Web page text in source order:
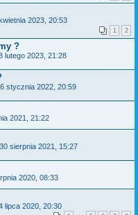
2023, 20:53
1 2
?
lutego 2023, 21:28
stycznia 2022, 20:59
2021, 21:22
sierpnia 2021, 15:27
2020, 08:33
lipca 2020, 20:30